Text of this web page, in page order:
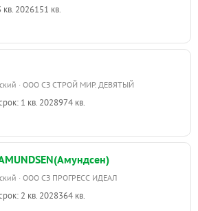
кв. 2026151 кв.
· ООО СЗ СТРОЙ МИР. ДЕВЯТЫЙ
1 кв. 2028974 кв.
· ООО СЗ ПРОГРЕСС ИДЕАЛ
2 кв. 2028364 кв.